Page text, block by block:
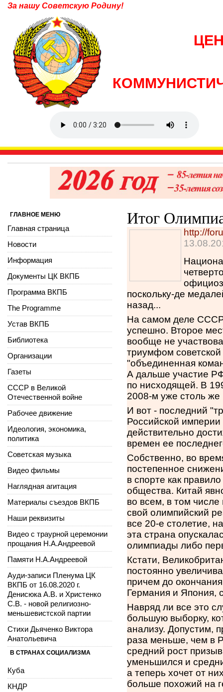
За нашу Советскую Родину!
Итог
http://
поскольку-де
назад...
На самом деле СССР
успешно. Второе
вообще не
триумфом
"объединенная
А дальше участие
по нисходящей. В
2008-м уже столь же
И вот - последний
Российской
действительно
времен ее
Собственно, во
постепенное
в спорте как
общества. Китай
во всем, в том
свой олимпийский
все 20-е столетие,
эта страна
олимпиады либо
Кстати,
постоянно
причем до
Германия и Япония,
Навряд ли все это
большую выборку,
анализу. Допустим,
раза меньше, чем в
средний рост
уменьшился и
а теперь хочет от
больше похожий на
ГЛАВНОЕ МЕНЮ
Главная страница
Новости
Информация
Документы ЦК ВКПБ
Программа ВКПБ
The Programme
Устав ВКПБ
Библиотека
Организации
Газеты
СССР в Великой
Отечественной войне
Рабочее движение
Идеология, экономика,
политика
Советская музыка
Видео фильмы
Наглядная агитация
Материалы съездов ВКПБ
Наши реквизиты
Видео с траурной церемонии
прощания Н.А.Андреевой
Памяти Н.А.Андреевой
Ауди-записи Пленума ЦК
ВКПБ от 16.08.2020 г.
Денисюка А.В. и Христенко
С.В. - новой религиозно-
меньшевистской партии
Стихи Дьяченко Виктора
Анатольевича
В СТРАНАХ СОЦИАЛИЗМА
Куба
КНДР